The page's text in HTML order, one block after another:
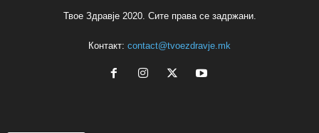
Твое Здравје 2020. Сите права се задржани.
Контакт: contact@tvoezdravje.mk